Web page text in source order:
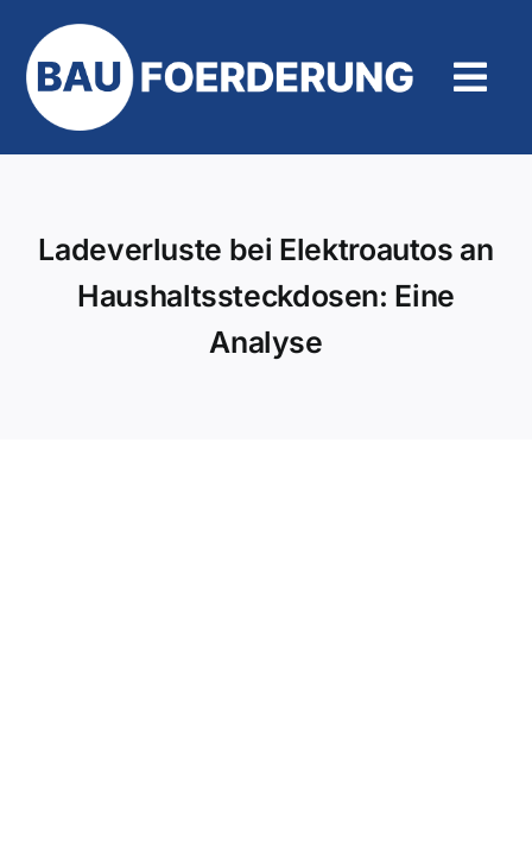
Inhalt
springen
Ladeverluste bei Elektroautos an
Haushaltssteckdosen: Eine
Analyse